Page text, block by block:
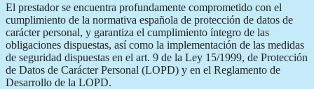
El prestador se encuentra profundamente comprometido con el
cumplimiento de la normativa española de protección de datos de
carácter personal, y garantiza el cumplimiento íntegro de las
obligaciones dispuestas, así como la implementación de las medidas
de seguridad dispuestas en el art. 9 de la Ley 15/1999, de Protección
de Datos de Carácter Personal (LOPD) y en el Reglamento de
Desarrollo de la LOPD.